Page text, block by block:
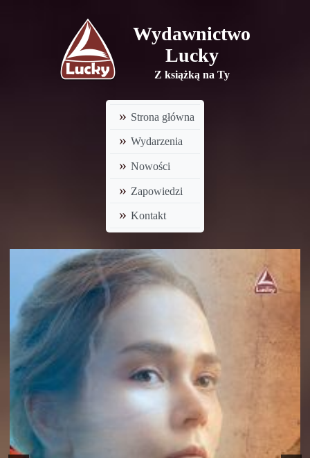
Wydawnictwo
Lucky
Z książką na Ty
Strona główna
Wydarzenia
Nowości
Zapowiedzi
Kontakt